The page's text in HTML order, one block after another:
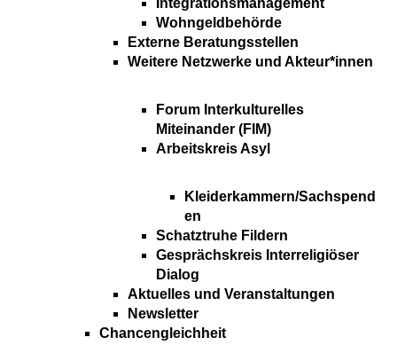
Integrationsmanagement
Wohngeldbehörde
Externe Beratungsstellen
Weitere Netzwerke und Akteur*innen
Forum Interkulturelles
Miteinander (FIM)
Arbeitskreis Asyl
Kleiderkammern/Sachspend
en
Schatztruhe Fildern
Gesprächskreis Interreligiöser
Dialog
Aktuelles und Veranstaltungen
Newsletter
Chancengleichheit